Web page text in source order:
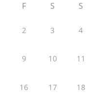
F S S
2 3 4
9 10 11
16 17 18